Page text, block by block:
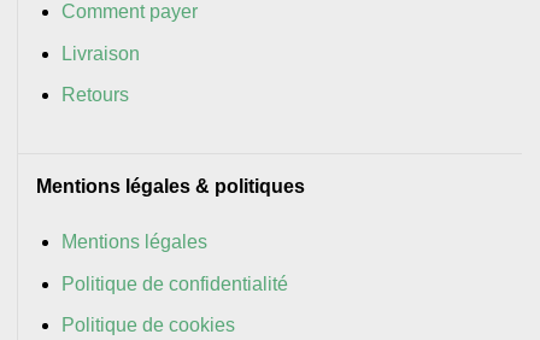
Comment payer
Livraison
Retours
Mentions légales & politiques
Mentions légales
Politique de confidentialité
Politique de cookies